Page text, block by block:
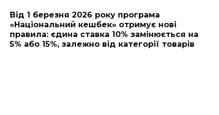
Від 1 березня 2026 року програма
«Національний кешбек» отримує нові
правила: єдина ставка 10% замінюється на
5% або 15%, залежно від категорії товарів